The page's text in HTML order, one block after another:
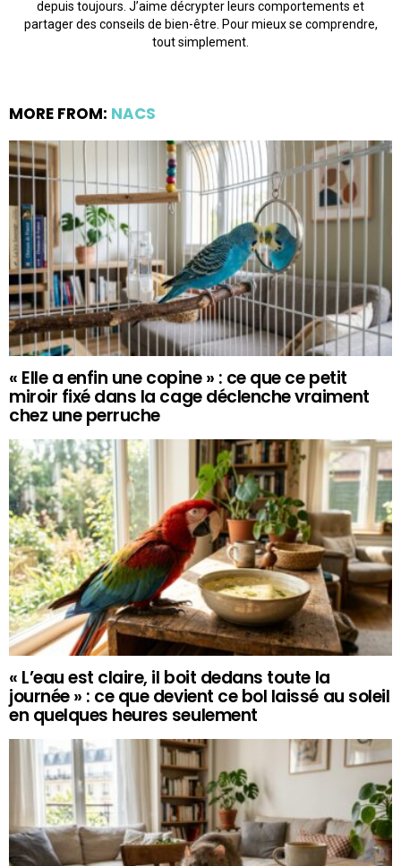
depuis toujours. J’aime décrypter leurs comportements et
partager des conseils de bien-être. Pour mieux se comprendre,
tout simplement.
MORE FROM: NACS
« Elle a enfin une copine » : ce que ce petit
miroir fixé dans la cage déclenche vraiment
chez une perruche
« L’eau est claire, il boit dedans toute la
journée » : ce que devient ce bol laissé au soleil
en quelques heures seulement